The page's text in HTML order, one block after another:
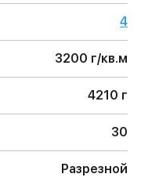
4
3200 г/кв.м
4210 г
30
Разрезной